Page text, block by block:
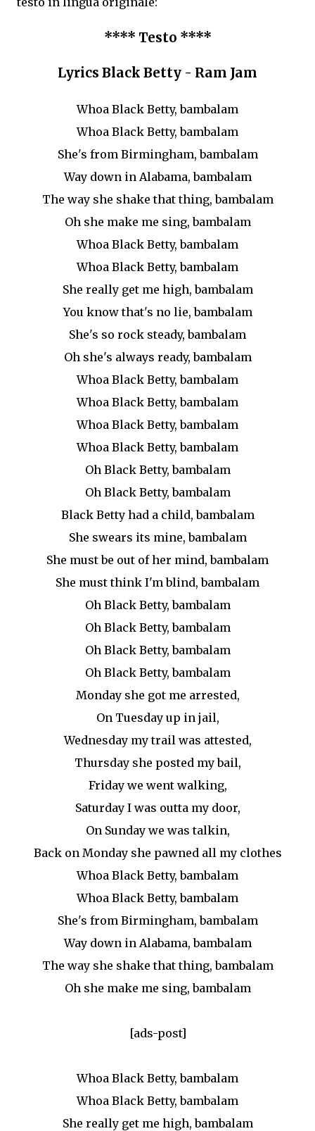
**** Testo ****
Lyrics Black Betty - Ram Jam
Whoa Black Betty, bambalam
Whoa Black Betty, bambalam
She's from Birmingham, bambalam
Way down in Alabama, bambalam
The way she shake that thing, bambalam
Oh she make me sing, bambalam
Whoa Black Betty, bambalam
Whoa Black Betty, bambalam
She really get me high, bambalam
You know that's no lie, bambalam
She's so rock steady, bambalam
Oh she's always ready, bambalam
Whoa Black Betty, bambalam
Whoa Black Betty, bambalam
Whoa Black Betty, bambalam
Whoa Black Betty, bambalam
Oh Black Betty, bambalam
Oh Black Betty, bambalam
Black Betty had a child, bambalam
She swears its mine, bambalam
She must be out of her mind, bambalam
She must think I'm blind, bambalam
Oh Black Betty, bambalam
Oh Black Betty, bambalam
Oh Black Betty, bambalam
Oh Black Betty, bambalam
Monday she got me arrested,
On Tuesday up in jail,
Wednesday my trail was attested,
Thursday she posted my bail,
Friday we went walking,
Saturday I was outta my door,
On Sunday we was talkin,
Back on Monday she pawned all my clothes
Whoa Black Betty, bambalam
Whoa Black Betty, bambalam
She's from Birmingham, bambalam
Way down in Alabama, bambalam
The way she shake that thing, bambalam
Oh she make me sing, bambalam
[ads-post]
Whoa Black Betty, bambalam
Whoa Black Betty, bambalam
She really get me high, bambalam